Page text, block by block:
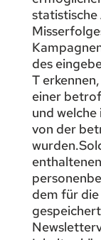
statistische
des
T
einer
und
von der
dem für